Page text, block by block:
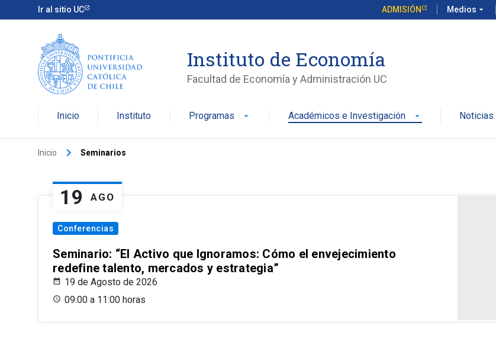
Ir al sitio UC ADMISIÓN Medios arrow_drop_down
Instituto de Economía
Facultad de Economía y Administración UC
Inicio Instituto Programas arrow_drop_down Académicos e Investigación arrow_drop_down Noticias
Inicio keyboard_arrow_right Seminarios
19 AGO
Conferencias
Seminario: “El Activo que Ignoramos: Cómo el envejecimiento
redefine talento, mercados y estrategia”
19 de Agosto de 2026
09:00 a 11:00 horas